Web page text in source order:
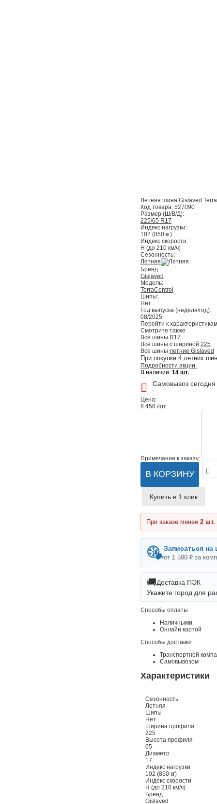
Летняя шина Gislaved
Код товара: 527090
Размер (Ш/В/Д):
225/65 R17
Индекс нагрузки:
102 (850 кг)
Индекс скорости:
H (до 210 км/ч)
Сезонность:
Летняя
Бренд:
Gislaved
Модель:
TerraControl
Шипы:
Нет
Год выпуска (неделя/год):
08/2025
Перейти к характеристикам
Смотрите также
Все шины R17
Все шины с шириной 225
Все шины летние Gislaved
При покупке 4 летних
Подробности акции.
В наличии: 14 шт.
Самовывоз сегодня
Цена:
8 450 /шт.
Примечание к заказу:
В КОРЗИНУ
Купить в 1 клик
При заказе менее 2 шт.
Записаться
от 1 580 ₽ за
🚚Доставка ПЭК
Укажите город для
Способы оплаты
Наличными
Онлайн картой
Способы доставки
Транспортной
Самовывозом
Характеристики
Сезонность
Летняя
Шипы
Нет
Ширина профиля
225
Высота профиля
65
Диаметр
17
Индекс нагрузки
102 (850 кг)
Индекс скорости
H (до 210 км/ч)
Бренд
Gislaved